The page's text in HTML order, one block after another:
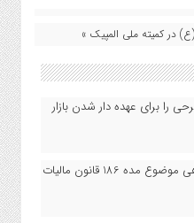
در کمیته ملی المپیک »
را برای عهده دار شدن بازار
صدور یا تمدید گواهی موضوع مده 186 قانون مالیات